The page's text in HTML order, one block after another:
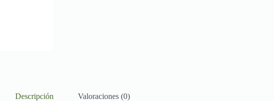
Descripción Valoraciones (0)